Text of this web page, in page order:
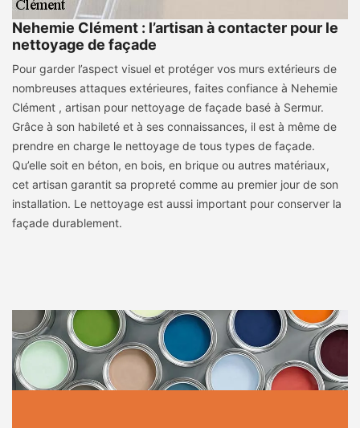
Nehemie Clément : l’artisan à contacter pour le
nettoyage de façade
Pour garder l’aspect visuel et protéger vos murs extérieurs de
nombreuses attaques extérieures, faites confiance à Nehemie
Clément , artisan pour nettoyage de façade basé à Sermur.
Grâce à son habileté et à ses connaissances, il est à même de
prendre en charge le nettoyage de tous types de façade.
Qu’elle soit en béton, en bois, en brique ou autres matériaux,
cet artisan garantit sa propreté comme au premier jour de son
installation. Le nettoyage est aussi important pour conserver la
façade durablement.